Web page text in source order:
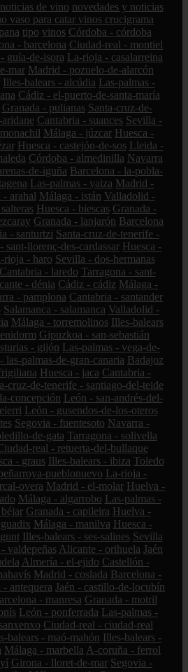
de vino novedades y noticias
vaso para catar vinos crucigrama
tipo vinos Córdoba - córdoba
- barcelona Ciudad-real - montiel
guía-de-isora La-rioja - casalarreina
mar Madrid - pozuelo-de-alarcón
Illes-balears - alcúdia Las-palmas -
Cádiz - el-puerto-de-santa-maría
Granada - pulianas Santa-cruz-de-
Cantabria - suances Sevilla -
Málaga - júzcar Huesca -
Huesca - castejón-de-sos Lleida -
Córdoba - almedinilla Navarra
de-iguña Barcelona - la-pobla-
Las-palmas - yaiza Madrid -
- arahal Málaga - istán Valladolid -
Huesca - biescas Granada -
Granada - lanjarón Barcelona
- santurtzi Santa-cruz-de-tenerife -
sant-llorenç-des-cardassar Huesca -
rioja - haro Sevilla - dos-hermanas
Cantabria - laredo Tarragona - sant-
- dénia Cádiz - cádiz Málaga -
- pamplona Cantabria - santander
Salamanca - salamanca Valladolid -
Málaga - torremolinos Illes-balears
Gipuzkoa - san-sebastián
- gijón Las-palmas - vega-de-
las-palmas-de-gran-canaria Badajoz
Huesca - jaca Cantabria -
cruz-de-tenerife - santiago-del-teide
concepción León - san-andrés-del-
León - gusendos-de-los-oteros
Segovia - fuentesoto Navarra -
de-gata Tarragona - solivella
real - retuerta-del-bullaque
- graus Illes-balears - ibiza Toledo
pueblonuevo La-rioja -
overa Madrid - el-molar Huelva -
Málaga - algarrobo Las-palmas -
Granada - capileira Huelva -
Málaga - manilva Huesca -
Illes-balears - ses-salines Sevilla
valdepeñas Alicante - orihuela Jaén
Almería - el-ejido Castellón -
Madrid - coslada Barcelona -
- antequera Jaén - castillo-de-locubín
- manresa Granada - motril
León - ponferrada Las-palmas -
Ciudad-real - ciudad-real
balears - maó-mahón Illes-balears -
Málaga - marbella A-coruña - ferrol
Girona - lloret-de-mar Segovia -